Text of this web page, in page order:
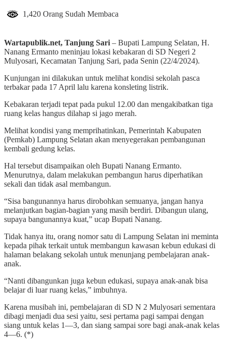
1,420 Orang Sudah Membaca
Wartapublik.net, Tanjung Sari – Bupati Lampung Selatan, H.
Nanang Ermanto meninjau lokasi kebakaran di SD Negeri 2
Mulyosari, Kecamatan Tanjung Sari, pada Senin (22/4/2024).
Kunjungan ini dilakukan untuk melihat kondisi sekolah pasca
terbakar pada 17 April lalu karena konsleting listrik.
Kebakaran terjadi tepat pada pukul 12.00 dan mengakibatkan tiga
ruang kelas hangus dilahap si jago merah.
Melihat kondisi yang memprihatinkan, Pemerintah Kabupaten
(Pemkab) Lampung Selatan akan menyegerakan pembangunan
kembali gedung kelas.
Hal tersebut disampaikan oleh Bupati Nanang Ermanto.
Menurutnya, dalam melakukan pembangun harus diperhatikan
sekali dan tidak asal membangun.
“Sisa bangunannya harus dirobohkan semuanya, jangan hanya
melanjutkan bagian-bagian yang masih berdiri. Dibangun ulang,
supaya bangunannya kuat,” ucap Bupati Nanang.
Tidak hanya itu, orang nomor satu di Lampung Selatan ini meminta
kepada pihak terkait untuk membangun kawasan kebun edukasi di
halaman belakang sekolah untuk menunjang pembelajaran anak-
anak.
“Nanti dibangunkan juga kebun edukasi, supaya anak-anak bisa
belajar di luar ruang kelas,” imbuhnya.
Karena musibah ini, pembelajaran di SD N 2 Mulyosari sementara
dibagi menjadi dua sesi yaitu, sesi pertama pagi sampai dengan
siang untuk kelas 1—3, dan siang sampai sore bagi anak-anak kelas
4—6. (*)